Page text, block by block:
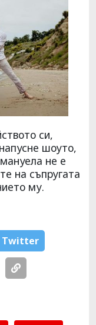
си,
шоуто,
не е
на съпругата
му.
Тwitter